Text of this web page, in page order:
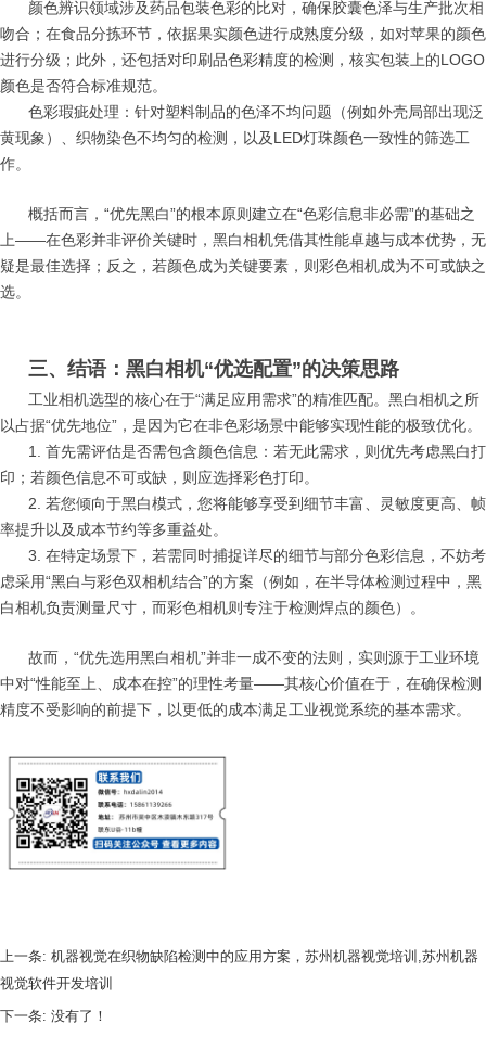
颜色辨识领域涉及药品包装色彩的比对，确保胶囊色泽与生产批次相
吻合；在食品分拣环节，依据果实颜色进行成熟度分级，如对苹果的颜色
进行分级；此外，还包括对印刷品色彩精度的检测，核实包装上的LOGO
颜色是否符合标准规范。
色彩瑕疵处理：针对塑料制品的色泽不均问题（例如外壳局部出现泛
黄现象）、织物染色不均匀的检测，以及LED灯珠颜色一致性的筛选工
作。
概括而言，“优先黑白”的根本原则建立在“色彩信息非必需”的基础之
上——在色彩并非评价关键时，黑白相机凭借其性能卓越与成本优势，无
疑是最佳选择；反之，若颜色成为关键要素，则彩色相机成为不可或缺之
选。
三、结语：黑白相机“优选配置”的决策思路
工业相机选型的核心在于“满足应用需求”的精准匹配。黑白相机之所
以占据“优先地位”，是因为它在非色彩场景中能够实现性能的极致优化。
1. 首先需评估是否需包含颜色信息：若无此需求，则优先考虑黑白打
印；若颜色信息不可或缺，则应选择彩色打印。
2. 若您倾向于黑白模式，您将能够享受到细节丰富、灵敏度更高、帧
率提升以及成本节约等多重益处。
3. 在特定场景下，若需同时捕捉详尽的细节与部分色彩信息，不妨考
虑采用“黑白与彩色双相机结合”的方案（例如，在半导体检测过程中，黑
白相机负责测量尺寸，而彩色相机则专注于检测焊点的颜色）。
故而，“优先选用黑白相机”并非一成不变的法则，实则源于工业环境
中对“性能至上、成本在控”的理性考量——其核心价值在于，在确保检测
精度不受影响的前提下，以更低的成本满足工业视觉系统的基本需求。
上一条: 机器视觉在织物缺陷检测中的应用方案，苏州机器视觉培训,苏州机器
视觉软件开发培训
下一条: 没有了！